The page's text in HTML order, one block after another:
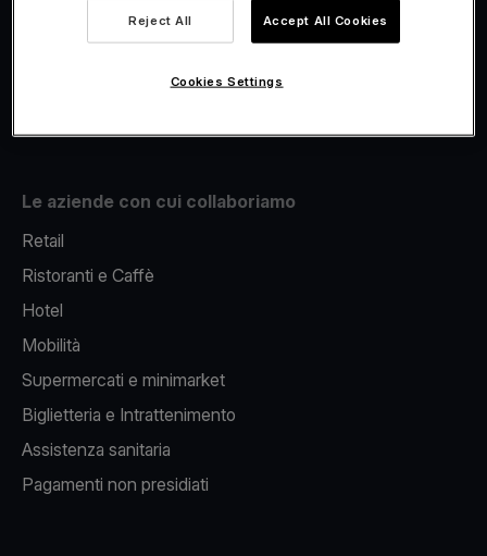
Fiscalizzazione
Le aziende con cui collaboriamo
Retail
Ristoranti e Caffè
Hotel
Mobilità
Supermercati e minimarket
Biglietteria e Intrattenimento
Assistenza sanitaria
Pagamenti non presidiati
Reject All Accept All Cookies
Cookies Settings